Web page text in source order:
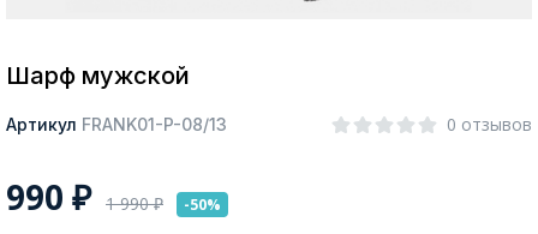
Шарф мужской
Артикул FRANK01-P-08/13 0 отзывов
990 ₽ 1 990₽ -50%